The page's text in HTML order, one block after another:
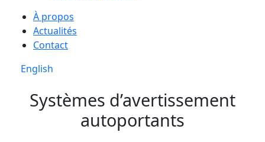
À propos
Actualités
Contact
English
Systèmes d’avertissement
autoportants